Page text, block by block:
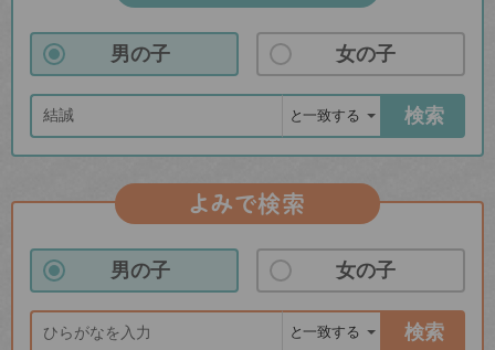
男の子 女の子
検索
よみで検索
男の子 女の子
検索